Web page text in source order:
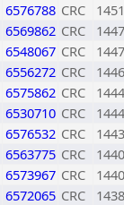
6576788 CRC
1451
6569862 CRC
1447
6548067 CRC
1447
6556272 CRC
1446
6575862 CRC
1444
6530710 CRC
1444
6576532 CRC
1443
6563775 CRC
1440
6573967 CRC
1440
6572065 CRC
1438